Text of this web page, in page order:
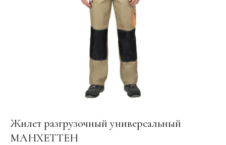
Жилет разгрузочный универсальный
МАНХЕТТЕН